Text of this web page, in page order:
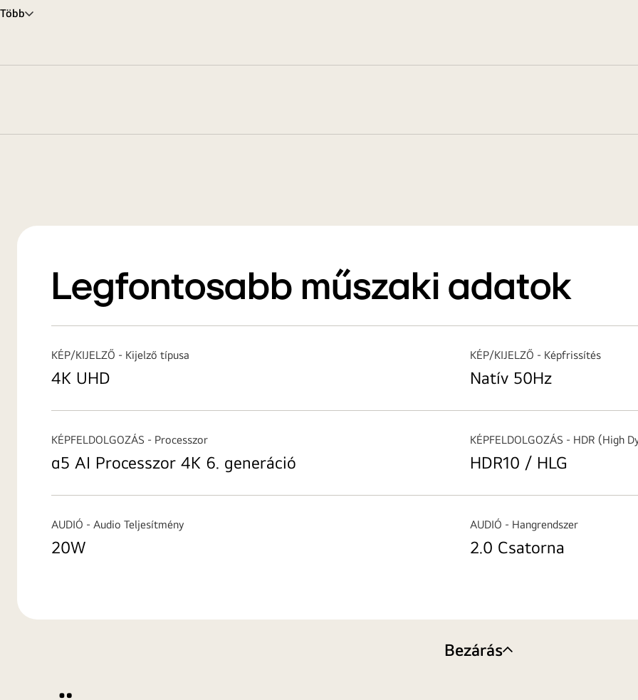
Több
Legfontosabb műszaki adatok
KÉP/KIJELZŐ - Kijelző típusa
4K UHD
KÉP/KIJELZŐ - Képfrissítés
Natív 50Hz
KÉPFELDOLGOZÁS - Processzor
α5 AI Processzor 4K 6. generáció
KÉPFELDOLGOZÁS - HDR (High
HDR10 / HLG
AUDIÓ - Audio Teljesítmény
20W
AUDIÓ - Hangrendszer
2.0 Csatorna
Bezárás